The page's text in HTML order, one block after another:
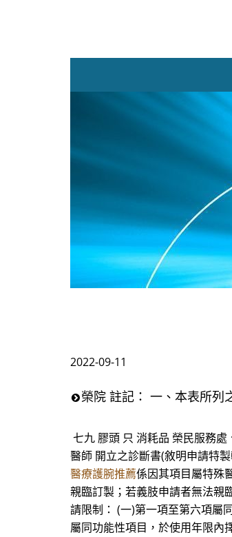
2022-09-11
榮院 註記： 一、本表所列
七九 膠頭 只 消耗品 榮民服務
醫師 開立之診斷書(敘明申請特
醫療護腕推薦係因其項目屬特殊
親臨訂製；若義肢申請者無法親
請限制： (一)第一項至第六項屬
屬同功能性項目，於使用年限內